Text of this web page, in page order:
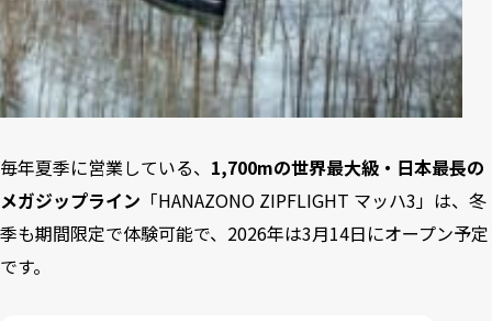
毎年夏季に営業している、 1,700mの世界最大級・日本最長の
メガジップライン 「HANAZONO ZIPFLIGHT マッハ3」は、冬
季も期間限定で体験可能で、2026年は3月14日にオープン予定
です。